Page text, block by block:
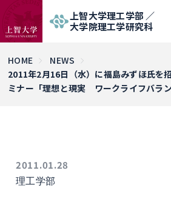
上智大学理工学部 ／
大学院理工学研究科
HOME
NEWS
2011年2月16日（水）に福島みずほ氏を
ミナー「理想と現実 ワークライフバラン
2011.01.28
理工学部